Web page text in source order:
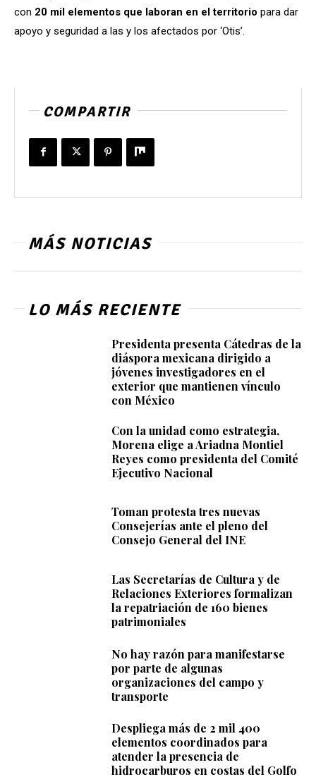
con 20 mil elementos que laboran en el territorio para dar
apoyo y seguridad a las y los afectados por ‘Otis’.
COMPARTIR
MÁS NOTICIAS
LO MÁS RECIENTE
Presidenta presenta Cátedras de la
diáspora mexicana dirigido a
jóvenes investigadores en el
exterior que mantienen vínculo
con México
Con la unidad como estrategia,
Morena elige a Ariadna Montiel
Reyes como presidenta del Comité
Ejecutivo Nacional
Toman protesta tres nuevas
Consejerías ante el pleno del
Consejo General del INE
Las Secretarías de Cultura y de
Relaciones Exteriores formalizan
la repatriación de 160 bienes
patrimoniales
No hay razón para manifestarse
por parte de algunas
organizaciones del campo y
transporte
Despliega más de 2 mil 400
elementos coordinados para
atender la presencia de
hidrocarburos en costas del Golfo